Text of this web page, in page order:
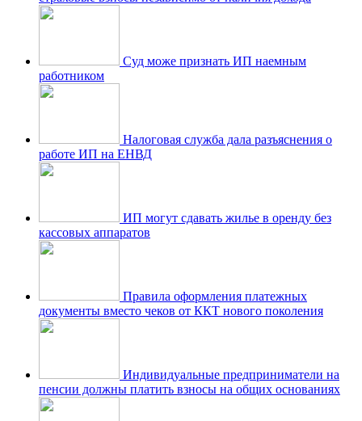
Суд може признать ИП наемным
работником
Налоговая служба дала разъяснения о
работе ИП на ЕНВД
ИП могут сдавать жилье в оренду без
кассовых аппаратов
Правила оформления платежных
документы вместо чеков от ККТ нового поколения
Индивидуальные предприниматели на
пенсии должны платить взносы на общих основаниях